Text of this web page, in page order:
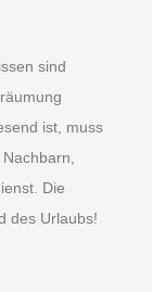
sind
ist, muss
Nachbarn,
Die
des Urlaubs!